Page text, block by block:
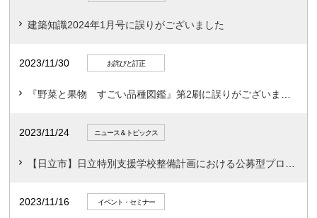
建築知識2024年1月号に誤りがございました
2023/11/30 お詫びと訂正
2023/11/24 ニュース＆トピックス
2023/11/16 イベント・セミナー